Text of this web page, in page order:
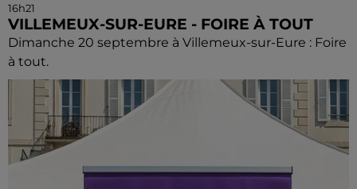
16h21
VILLEMEUX-SUR-EURE - FOIRE À TOUT
Dimanche 20 septembre à Villemeux-sur-Eure : Foire
à tout.